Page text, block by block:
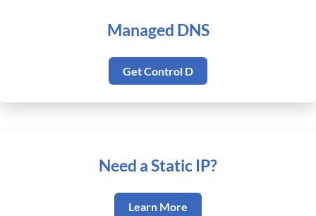
Managed DNS
Get Control D
Need a Static IP?
Learn More